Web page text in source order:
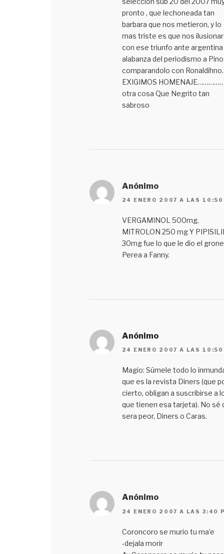
pronto , que lechoneada tan
barbara que nos metieron, y lo
mas triste es que nos
con ese triunfo ante argentina
alabanza del periodismo a Pino
comparandolo con Ronaldihno.
EXIGIMOS
otra cosa Que Negrito tan
sabroso
Anónimo
24 ENERO 2007 A LAS 10:50
VERGAMINOL 500mg,
MITROLON 250 mg Y
30mg fue lo que le dio el grone
Perea a Fanny.
Anónimo
24 ENERO 2007 A LAS 10:50
Magio: Súmele todo lo
que es la revista Diners (que
cierto, obligan a suscribirse a
que tienen esa tarjeta). No sé
sera peor, Diners o Caras.
Anónimo
24 ENERO 2007 A LAS 3:40
Coroncoro se murio tu ma’e
-dejala morir